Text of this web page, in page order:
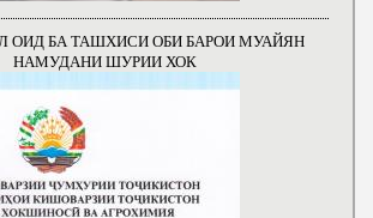
ОИД БА ТАШХИСИ ОБИ БАРОИ МУАЙЯН
НАМУДАНИ ШУРИИ ХОК